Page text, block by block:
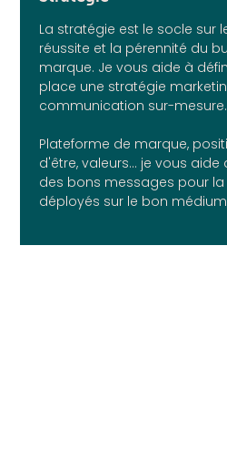
La stratégie est le socle sur
réussite et la pérennité du
marque. Je vous aide à
place une stratégie
communication sur-mesure.
Plateforme de marque,
d'être, valeurs... je vous
des bons messages pour
déployés sur le bon